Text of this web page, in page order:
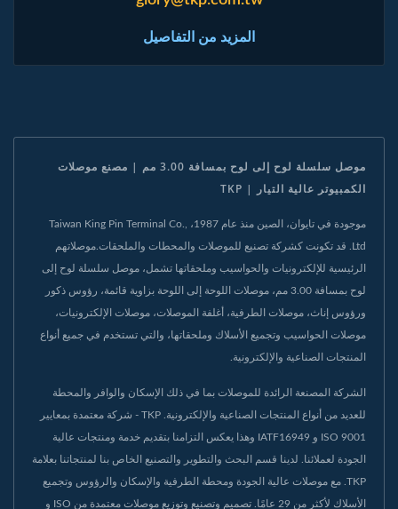
المزيد من التفاصيل
موصل سلسلة لوح إلى لوح بمسافة 3.00 مم | مصنع موصلات
الكمبيوتر عالية التيار | TKP
موجودة في تايوان، الصين منذ عام 1987، Taiwan King Pin Terminal Co.,
Ltd. قد تكونت كشركة تصنيع للموصلات والمحطات والملحقات.موصلاتهم
الرئيسية للإلكترونيات والحواسيب وملحقاتها تشمل، موصل سلسلة لوح إلى
لوح بمسافة 3.00 مم، موصلات اللوحة إلى اللوحة بزاوية قائمة، رؤوس ذكور
ورؤوس إناث، موصلات الطرفية، أغلفة الموصلات، موصلات الإلكترونيات،
موصلات الحواسيب وتجميع الأسلاك وملحقاتها، والتي تستخدم في جميع أنواع
المنتجات الصناعية والإلكترونية.
الشركة المصنعة الرائدة للموصلات بما في ذلك الإسكان والوافر والمحطة
للعديد من أنواع المنتجات الصناعية والإلكترونية. TKP - شركة معتمدة بمعايير
ISO 9001 و IATF16949 وهذا يعكس التزامنا بتقديم خدمة ومنتجات عالية
الجودة لعملائنا. لدينا قسم البحث والتطوير والتصنيع الخاص بنا لمنتجاتنا بعلامة
TKP. مع موصلات عالية الجودة ومحطة الطرفية والإسكان والرؤوس وتجميع
الأسلاك لأكثر من 29 عامًا. تصميم وتصنيع وتوزيع موصلات معتمدة من ISO و